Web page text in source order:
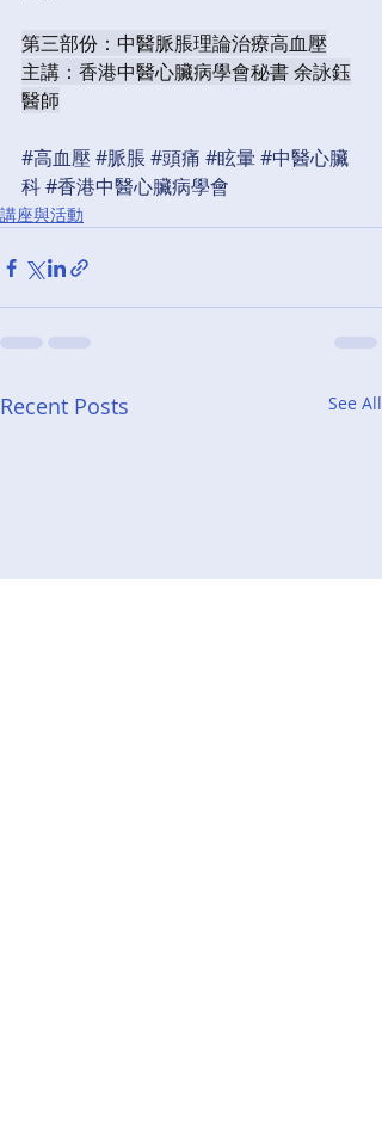
第三部份：中醫脈脹理論治療高血壓
主講：香港中醫心臟病學會秘書 余詠鈺
醫師
#高血壓 #脈脹 #頭痛 #眩暈#中醫心臟
科#香港中醫心臟病學會
講座與活動
Recent Posts See All